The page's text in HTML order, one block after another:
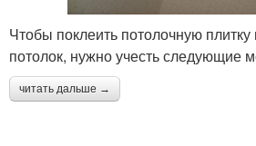
Чтобы поклеить потолочную
потолок, нужно учесть следующие
читать дальше →